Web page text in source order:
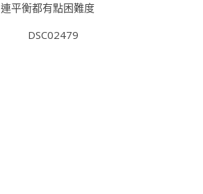
連平衡都有點困難度